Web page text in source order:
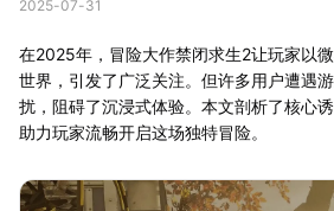
2025-07-31
在2025年，冒险大作禁闭求生2让玩家以
世界，引发了广泛关注。但许多用户遭遇
扰，阻碍了沉浸式体验。本文剖析了核心
助力玩家流畅开启这场独特冒险。